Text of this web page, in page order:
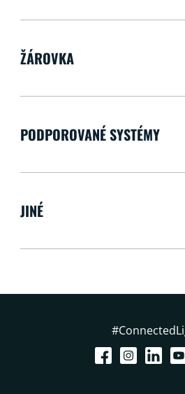
ŽÁROVKA
PODPOROVANÉ SYSTÉMY
JINÉ